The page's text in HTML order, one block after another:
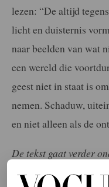
lezen: “De altijd
licht en duisternis
naar beelden van wat
een wereld die
geest niet in staat is
nemen. Schaduw,
en niet alleen als de
De tekst gaat verder